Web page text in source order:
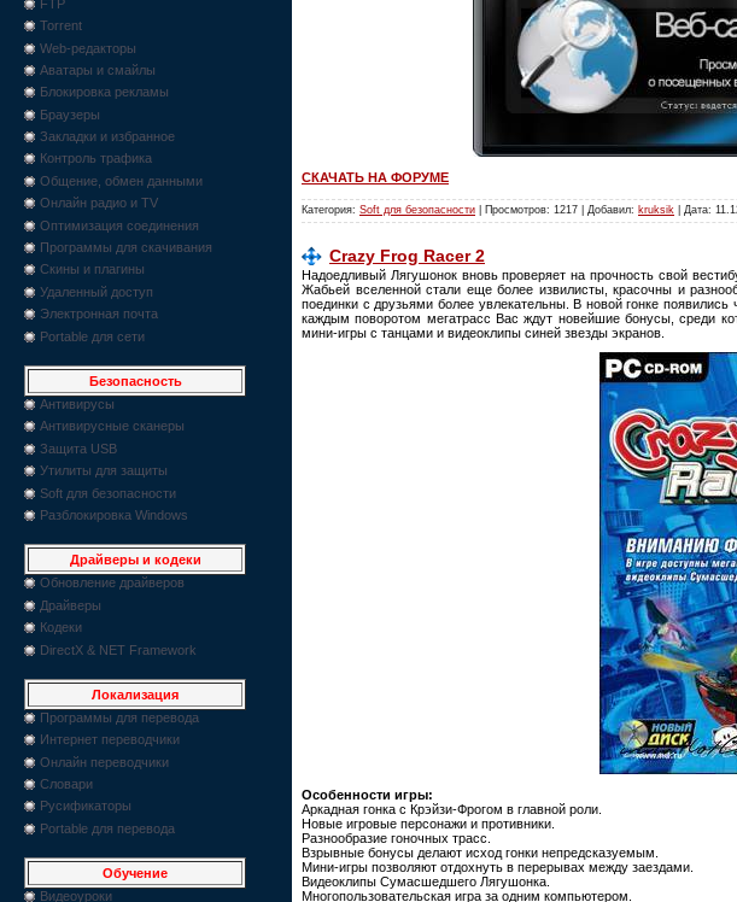
FTP
Torrent
Web-редакторы
Аватары и смайлы
Блокировка рекламы
Браузеры
Закладки и избранное
Контроль трафика
Общение, обмен данными
Онлайн радио и TV
Оптимизация соединения
Программы для скачивания
Скины и плагины
Удаленный доступ
Электронная почта
Portable для сети
Безопасность
Антивирусы
Антивирусные сканеры
Защита USB
Утилиты для защиты
Soft для безопасности
Разблокировка Windows
Драйверы и кодеки
Обновление драйверов
Драйверы
Кодеки
DirectX & NET Framework
Локализация
Программы для перевода
Интернет переводчики
Онлайн переводчики
Словари
Русификаторы
Portable для перевода
Обучение
Видеоуроки
СКАЧАТЬ НА ФОРУМЕ
Категория: Soft для безопасности | Просмотров: 1217 | Добавил: kruksik | Дата:
Crazy Frog Racer 2
Надоедливый Лягушонок вновь проверяет на прочность свой
Жабьей вселенной стали еще более извилисты, красочны и
поединки с друзьями более увлекательны. В новой гонке
каждым поворотом мегатрасс Вас ждут новейшие бонусы, среди
мини-игры с танцами и видеоклипы синей звезды экранов.
Особенности игры:
Аркадная гонка с Крэйзи-Фрогом в главной роли.
Новые игровые персонажи и противники.
Разнообразие гоночных трасс.
Взрывные бонусы делают исход гонки непредсказуемым.
Мини-игры позволяют отдохнуть в перерывах между заездами.
Видеоклипы Сумасшедшего Лягушонка.
Многопользовательская игра за одним компьютером.